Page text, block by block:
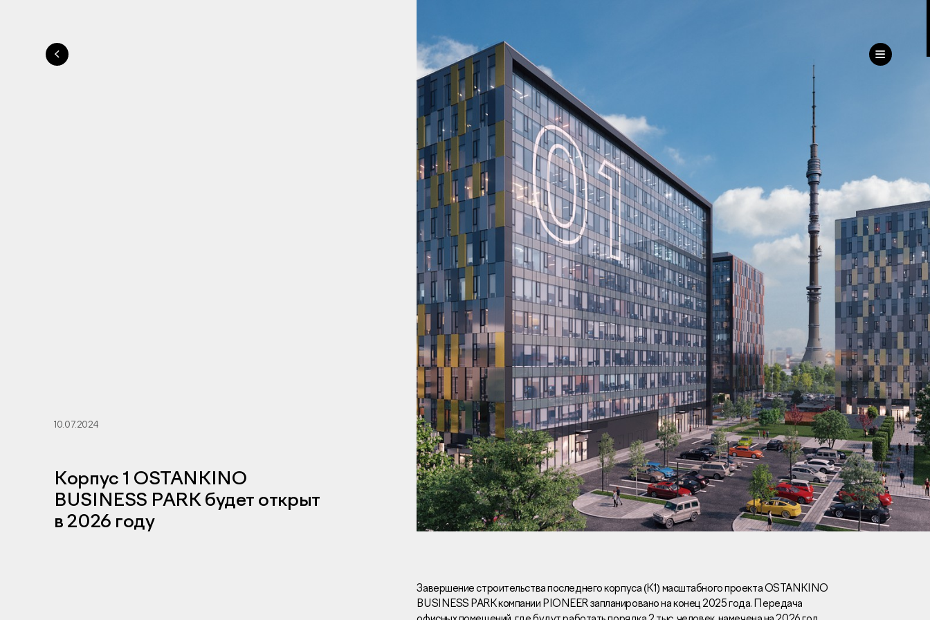
Проекты
Жилая недвижимость
Коммерческая недвижимость
О компании
Дирекция
клиентского сервиса
Инвесторам
Вакансии
Брокерам
Новости
Тендеры
Контакты
Раскрытие информации
Правовая информация
Отдел продаж Глaвный oфиc
10.07.2024
Корпус 1 OSTANKINO
BUSINESS PARK будет открыт
в 2026 году
Завершение строительства последнего корпуса (К1) масштабного проекта OSTANKINO
BUSINESS PARK компании PIONEER запланировано на конец 2025 года. Передача